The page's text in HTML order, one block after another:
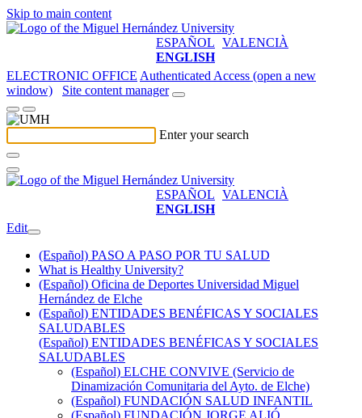
Skip to main content
ESPAÑOL VALENCIÀ
ENGLISH
ELECTRONIC OFFICE Authenticated Access (open a new
window)
Site content manager
Enter your search
ESPAÑOL VALENCIÀ
ENGLISH
Edit
(Español) PASO A PASO POR TU SALUD
What is Healthy University?
(Español) Oficina de Deportes Universidad Miguel
Hernández de Elche
(Español) ENTIDADES BENÉFICAS Y SOCIALES
SALUDABLES
(Español) ENTIDADES BENÉFICAS Y SOCIALES
SALUDABLES
(Español) ELCHE CONVIVE (Servicio de
Dinamización Comunitaria del Ayto. de Elche)
(Español) FUNDACIÓN SALUD INFANTIL
(Español) FUNDACIÓN JORGE ALIÓ